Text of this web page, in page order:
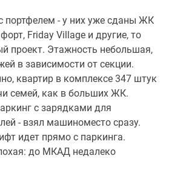
портфелем - у них уже сданы ЖК
Friday Village и другие, то
проект. Этажность небольшая,
в зависимости от секции.
квартир в комплексе 347 штук
семей, как в больших ЖК.
с зарядками для
- взял машиноместо сразу.
идет прямо с паркинга.
до МКАД недалеко